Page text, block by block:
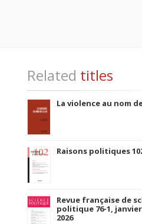
Related titles
La violence au nom
Raisons politiques
Revue française de
politique 76-1,
2026